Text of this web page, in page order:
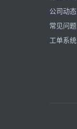
公司动态
常见问题
工单系统